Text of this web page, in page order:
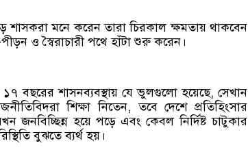
মনে করেন তারা চিরকাল ক্ষমতায় থাকবেন
ও স্বৈরাচারী পথে হাঁটা শুরু করেন।
বছরের শাসনব্যবস্থায় যে ভুলগুলো হয়েছে, সেখান
শিক্ষা নিতেন, তবে দেশে প্রতিহিংসার
জনবিচ্ছিন্ন হয়ে পড়ে এবং কেবল নির্দিষ্ট চাটুকার
বুঝতে ব্যর্থ হয়।